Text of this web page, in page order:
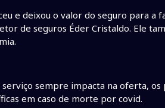
e deixou o valor do seguro para
de seguros Éder Cristaldo. Ele
sempre impacta na oferta, os
em caso de morte por covid.